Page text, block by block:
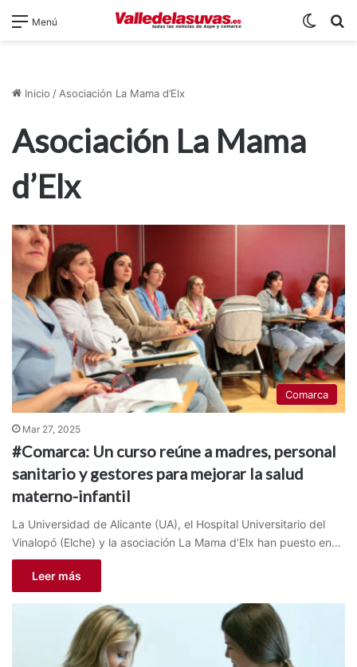
Menú
Inicio / Asociación La Mama d’Elx
Asociación La Mama
d’Elx
Comarca
Mar 27, 2025
#Comarca: Un curso reúne a madres, personal
sanitario y gestores para mejorar la salud
materno-infantil
La Universidad de Alicante (UA), el Hospital Universitario del
Vinalopó (Elche) y la asociación La Mama d’Elx han puesto en…
Leer más